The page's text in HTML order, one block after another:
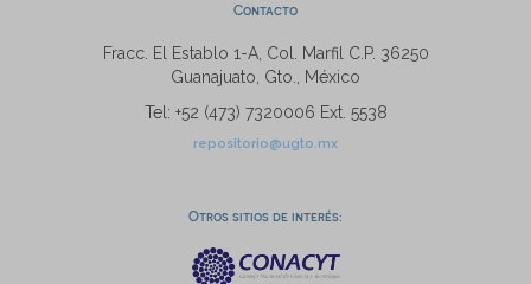
Contacto
Fracc. El Establo 1-A, Col. Marfil C.P. 36250
Guanajuato, Gto., México
Tel: +52 (473) 7320006 Ext. 5538
repositorio@ugto.mx
Otros sitios de interés: